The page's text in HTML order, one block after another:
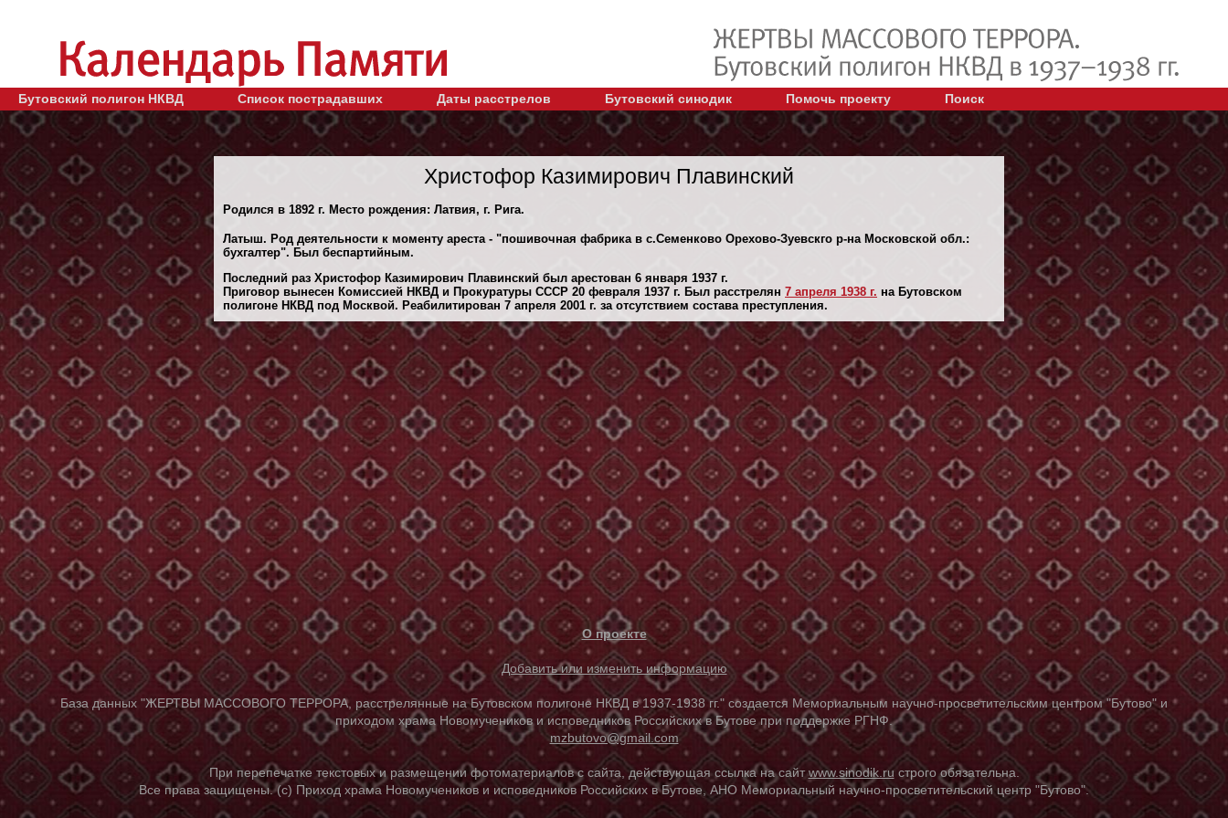
Бутовский полигон НКВД Список пострадавших Даты расстрелов Бутовский синодик Помочь проекту Поиск
Христофор Казимирович Плавинский
Родился в 1892 г. Место рождения: Латвия, г. Рига.
Латыш. Род деятельности к моменту ареста - "пошивочная фабрика в с.Семенково Орехово-Зуевскго р-на Московской обл.:
бухгалтер". Был беспартийным.
Последний раз Христофор Казимирович Плавинский был арестован 6 января 1937 г.
Приговор вынесен Комиссией НКВД и Прокуратуры СССР 20 февраля 1937 г. Был расстрелян 7 апреля 1938 г. на Бутовском
полигоне НКВД под Москвой. Реабилитирован 7 апреля 2001 г. за отсутствием состава преступления.
О проекте
Добавить или изменить информацию
База данных "ЖЕРТВЫ МАССОВОГО ТЕРРОРА, расстрелянные на Бутовском полигоне НКВД в 1937-1938 гг." создается Мемориальным научно-просветительским центром "Бутово" и
приходом храма Новомучеников и исповедников Российских в Бутове при поддержке РГНФ.
mzbutovo@gmail.com
При перепечатке текстовых и размещении фотоматериалов с сайта, действующая ссылка на сайтwww.sinodik.ru строго обязательна.
Все права защищены. (с) Приход храма Новомучеников и исповедников Российских в Бутове, АНО Мемориальный научно-просветительский центр "Бутово".